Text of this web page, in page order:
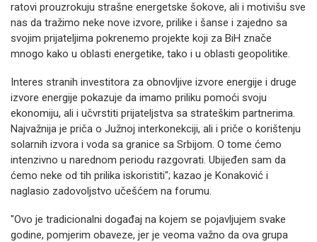
ratovi prouzrokuju strašne energetske šokove, ali i motivišu sve
nas da tražimo neke nove izvore, prilike i šanse i zajedno sa
svojim prijateljima pokrenemo projekte koji za BiH znače
mnogo kako u oblasti energetike, tako i u oblasti geopolitike.
Interes stranih investitora za obnovljive izvore energije i druge
izvore energije pokazuje da imamo priliku pomoći svoju
ekonomiju, ali i učvrstiti prijateljstva sa strateškim partnerima.
Najvažnija je priča o Južnoj interkonekciji, ali i priče o korištenju
solarnih izvora i voda sa granice sa Srbijom. O tome ćemo
intenzivno u narednom periodu razgovrati. Ubijeđen sam da
ćemo neke od tih prilika iskoristiti"; kazao je Konaković i
naglasio zadovoljstvo učešćem na forumu.
"Ovo je tradicionalni događaj na kojem se pojavljujem svake
godine, pomjerim obaveze, jer je veoma važno da ova grupa